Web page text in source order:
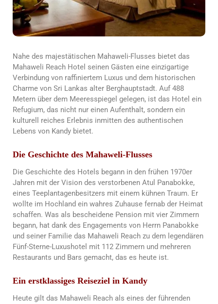
Nahe des majestätischen Mahaweli-Flusses bietet das
Mahaweli Reach Hotel seinen Gästen eine einzigartige
Verbindung von raffiniertem Luxus und dem historischen
Charme von Sri Lankas alter Berghauptstadt. Auf 488
Metern über dem Meeresspiegel gelegen, ist das Hotel ein
Refugium, das nicht nur einen Aufenthalt, sondern ein
kulturell reiches Erlebnis inmitten des authentischen
Lebens von Kandy bietet.
Die Geschichte des Mahaweli-Flusses
Die Geschichte des Hotels begann in den frühen 1970er
Jahren mit der Vision des verstorbenen Atul Panabokke,
eines Teeplantagenbesitzers mit einem kühnen Traum. Er
wollte im Hochland ein wahres Zuhause fernab der Heimat
schaffen. Was als bescheidene Pension mit vier Zimmern
begann, hat dank des Engagements von Herrn Panabokke
und seiner Familie das Mahaweli Reach zu dem legendären
Fünf-Sterne-Luxushotel mit 112 Zimmern und mehreren
Restaurants und Bars gemacht, das es heute ist.
Ein erstklassiges Reiseziel in Kandy
Heute gilt das Mahaweli Reach als eines der führenden